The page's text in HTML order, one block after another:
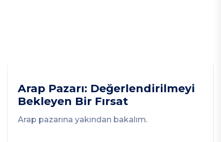
Arap Pazarı: Değerlendirilmeyi
Bekleyen Bir Fırsat
Arap pazarına yakından bakalım.